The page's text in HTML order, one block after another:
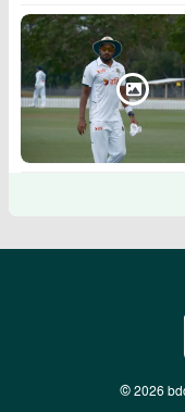
© 2026